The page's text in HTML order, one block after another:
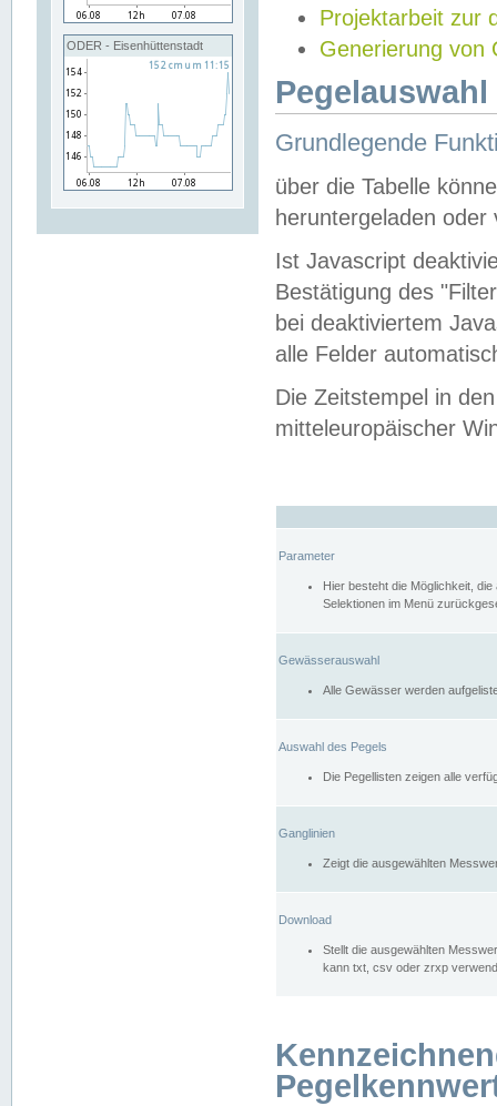
ODER - Eisenhüttenstadt
Projektarbeit zur
Generierung von
Grundlegende
über die Tabelle
heruntergeladen oder
Ist Javascript
Bestätigung des
bei deaktiviertem
alle Felder
Die Zeitstempel in
mitteleuropäischer
Parameter
Hier besteht die Möglichkeit,
Selektionen im Menü
Gewässerauswahl
Alle Gewässer werden
Auswahl des Pegels
Die Pegellisten zeigen alle
Ganglinien
Zeigt die ausgewählten
Download
Stellt die ausgewählten
kann txt, csv oder zrxp